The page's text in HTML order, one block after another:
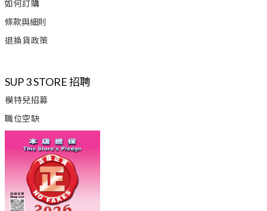
如何訂購
條款與細則
退換貨政策
SUP 3 STORE 招聘
模特兒招募
職位空缺